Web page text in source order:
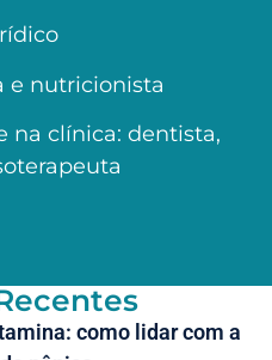
e nutricionista
na clínica: dentista,
como lidar com a